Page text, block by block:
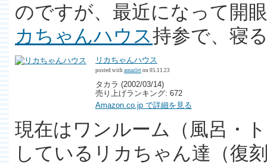
のですが、最近になって開
カちゃんハウス持参で、寝
リカちゃんハウス
posted with amazlet on 05.11.23
タカラ (2002/03/14)
売り上げランキング: 672
Amazon.co.jp で詳細を見る
現在はワンルーム（風呂・
しているリカちゃん達（復